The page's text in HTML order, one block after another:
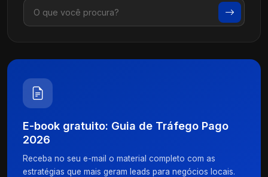
E-book gratuito: Guia de Tráfego Pago
2026
Receba no seu e-mail o material completo com as
estratégias que mais geram leads para negócios locais.